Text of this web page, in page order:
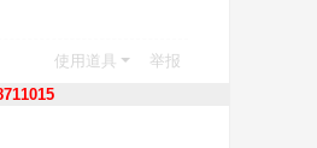
使用道具
举报